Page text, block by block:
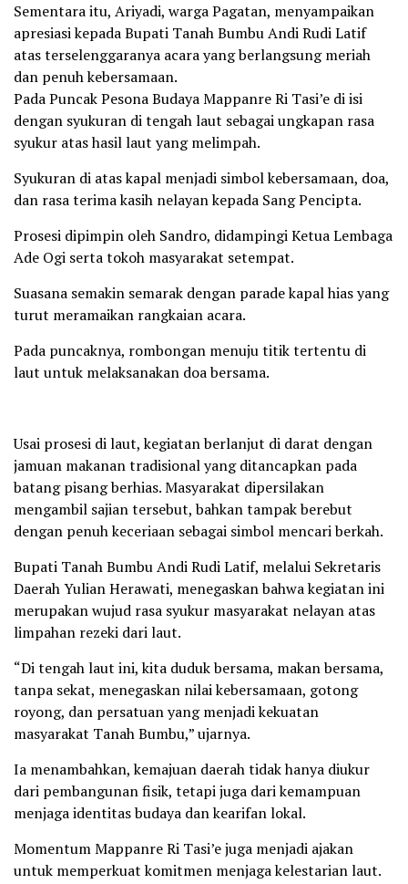
Sementara itu, Ariyadi, warga Pagatan, menyampaikan
apresiasi kepada Bupati Tanah Bumbu Andi Rudi Latif
atas terselenggaranya acara yang berlangsung meriah
dan penuh kebersamaan.
Pada Puncak Pesona Budaya Mappanre Ri Tasi’e di isi
dengan syukuran di tengah laut sebagai ungkapan rasa
syukur atas hasil laut yang melimpah.
Syukuran di atas kapal menjadi simbol kebersamaan, doa,
dan rasa terima kasih nelayan kepada Sang Pencipta.
Prosesi dipimpin oleh Sandro, didampingi Ketua Lembaga
Ade Ogi serta tokoh masyarakat setempat.
Suasana semakin semarak dengan parade kapal hias yang
turut meramaikan rangkaian acara.
Pada puncaknya, rombongan menuju titik tertentu di
laut untuk melaksanakan doa bersama.
Usai prosesi di laut, kegiatan berlanjut di darat dengan
jamuan makanan tradisional yang ditancapkan pada
batang pisang berhias. Masyarakat dipersilakan
mengambil sajian tersebut, bahkan tampak berebut
dengan penuh keceriaan sebagai simbol mencari berkah.
Bupati Tanah Bumbu Andi Rudi Latif, melalui Sekretaris
Daerah Yulian Herawati, menegaskan bahwa kegiatan ini
merupakan wujud rasa syukur masyarakat nelayan atas
limpahan rezeki dari laut.
“Di tengah laut ini, kita duduk bersama, makan bersama,
tanpa sekat, menegaskan nilai kebersamaan, gotong
royong, dan persatuan yang menjadi kekuatan
masyarakat Tanah Bumbu,” ujarnya.
Ia menambahkan, kemajuan daerah tidak hanya diukur
dari pembangunan fisik, tetapi juga dari kemampuan
menjaga identitas budaya dan kearifan lokal.
Momentum Mappanre Ri Tasi’e juga menjadi ajakan
untuk memperkuat komitmen menjaga kelestarian laut.